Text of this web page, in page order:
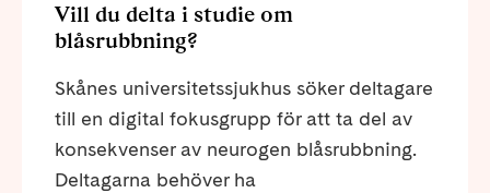
Vill du delta i studie om
blåsrubbning?
Skånes universitetssjukhus söker deltagare
till en digital fokusgrupp för att ta del av
konsekvenser av neurogen blåsrubbning.
Deltagarna behöver ha